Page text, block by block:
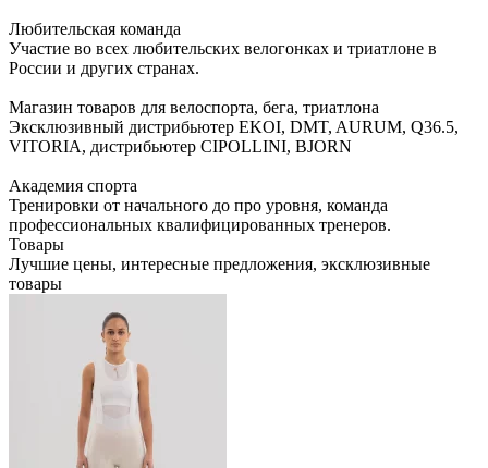
Любительская команда
Участие во всех любительских велогонках и триатлоне в
России и других странах.
Магазин товаров для велоспорта, бега, триатлона
Эксклюзивный дистрибьютер EKOI, DMT, AURUM, Q36.5,
VITORIA, дистрибьютер CIPOLLINI, BJORN
Академия спорта
Тренировки от начального до про уровня, команда
профессиональных квалифицированных тренеров.
Товары
Лучшие цены, интересные предложения, эксклюзивные
товары